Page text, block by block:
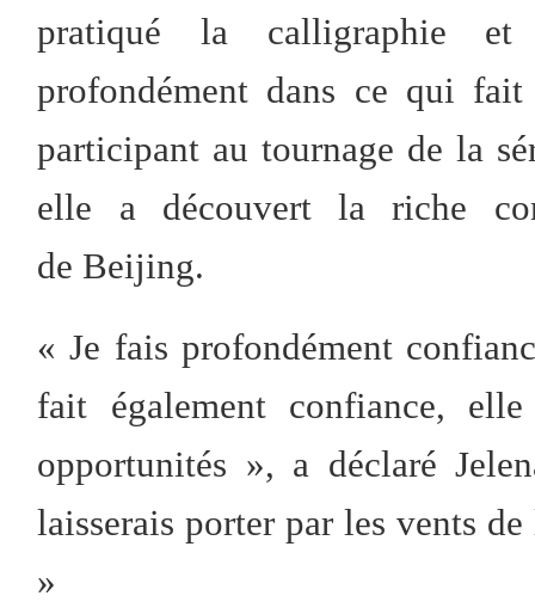
pratiqué la calligraphie et
profondément dans ce qui
participant au tournage de la
elle a découvert la riche
de Beijing.
« Je fais profondément
fait également confiance,
opportunités », a déclaré
laisserais porter par les vents
»